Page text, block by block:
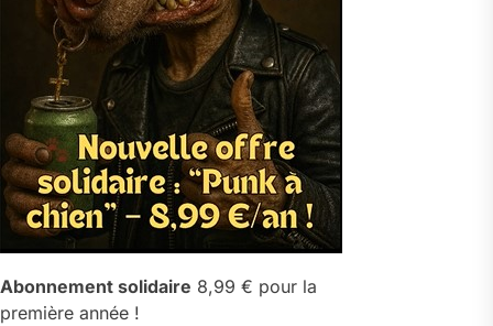
Abonnement solidaire 8,99 € pour la
première année !